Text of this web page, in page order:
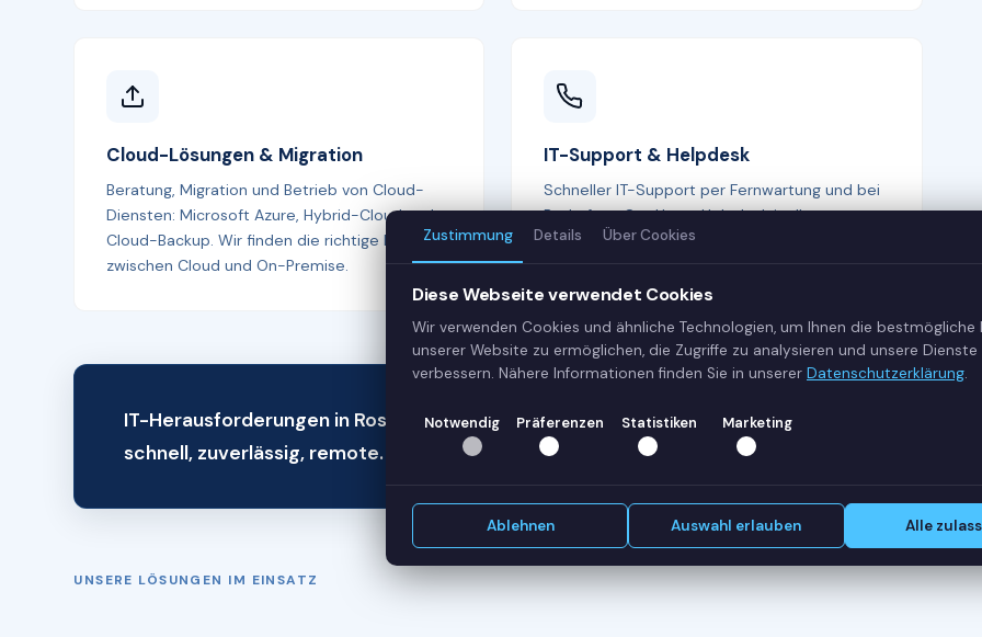
Cloud-Lösungen & Migration
Beratung, Migration und Betrieb von Cloud-
Diensten: Microsoft Azure, Hybrid-Cloud und
Cloud-Backup. Wir finden die richtige Balance
zwischen Cloud und On-Premise.
IT-Support & Helpdesk
Schneller IT-Support per Fernwartung und bei
Bedarf vor Ort. Unser Helpdesk ist Ihr erster
Ansprechpartner bei allen IT-Fragen —
IT-Herausforderungen in Rostock? Wir helfen —
schnell, zuverlässig, remote.
Erstgespräch vereinbaren
UNSERE LÖSUNGEN IM EINSATZ
Zustimmung Details Über Cookies
Diese Webseite verwendet Cookies
Wir verwenden Cookies und ähnliche Technologien, um Ihnen die bestmögliche
unserer Website zu ermöglichen, die Zugriffe zu analysieren und unsere
verbessern. Nähere Informationen finden Sie in unserer Datenschutzerklärung.
Notwendig Präferenzen Statistiken Marketing
Ablehnen Auswahl erlauben Alle